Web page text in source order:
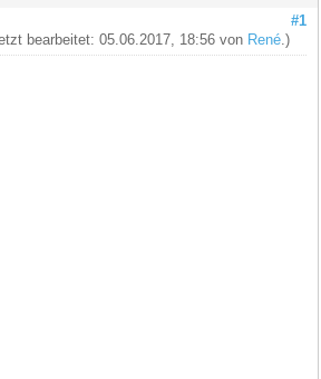
#1
bearbeitet: 05.06.2017, 18:56 von René .)